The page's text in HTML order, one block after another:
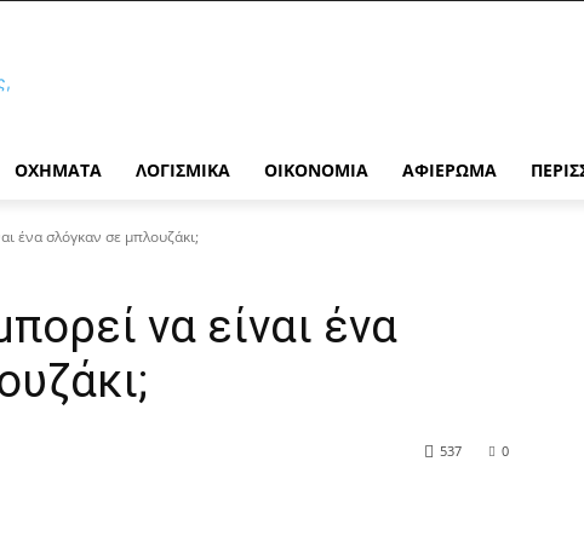
ΟΧΉΜΑΤΑ ΛΟΓΙΣΜΙΚΆ ΟΙΚΟΝΟΜΊΑ ΑΦΙΈΡΩΜΑ
ένα σλόγκαν σε μπλουζάκι;
να είναι ένα
0
537